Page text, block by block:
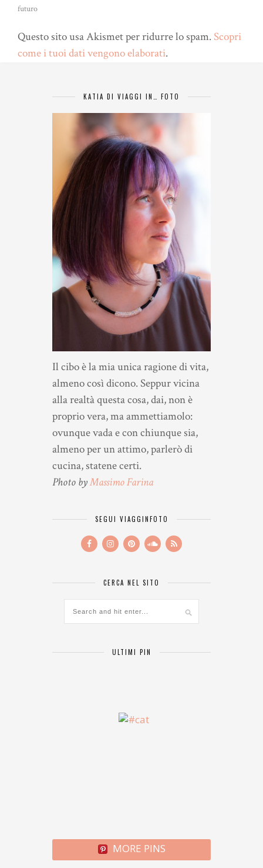
futuro
Questo sito usa Akismet per ridurre lo spam. Scopri
come i tuoi dati vengono elaborati.
KATIA DI VIAGGI IN… FOTO
Il cibo è la mia unica ragione di vita,
almeno così dicono. Seppur vicina
alla realtà questa cosa, dai, non è
proprio vera, ma ammettiamolo:
ovunque vada e con chiunque sia,
almeno per un attimo, parlerò di
cucina, statene certi.
Photo byMassimo Farina
SEGUI VIAGGINFOTO
CERCA NEL SITO
ULTIMI PIN
MORE PINS